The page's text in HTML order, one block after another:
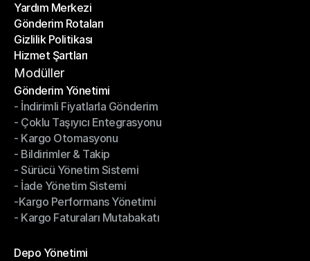
OTO Haberleri
Yardım Merkezi
Yardım Merkezi
Gönderim Rotaları
Gönderim Rotaları
Gizlilik Politikası
Gizlilik Politikası
Hizmet Şartları
Hizmet Şartları
Modüller
Gönderim Yönetimi
Gönderim Yönetimi
- İndirimli Fiyatlarla Gönderim
- İndirimli Fiyatlarla Gönderim
- Çoklu Taşıyıcı Entegrasyonu
- Çoklu Taşıyıcı Entegrasyonu
- Kargo Otomasyonu
- Kargo Otomasyonu
- Bildirimler & Takip
- Bildirimler & Takip
- Sürücü Yönetim Sistemi
- Sürücü Yönetim Sistemi
- İade Yönetim Sistemi
- İade Yönetim Sistemi
-Kargo Performans Yönetimi
-Kargo Performans Yönetimi
- Kargo Faturaları Mutabakatı
Depo Yönetimi